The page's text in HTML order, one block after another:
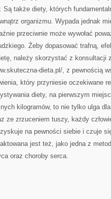
Są także diety, których
organizmu. Wypada jednak
przeciwnie może wywołać
Żeby dopasować trafną,
należy skorzystać z konsultacji
dieta.pl/, z pewnością
który przyniesie oczekiwane
diety, na pierwszym
kilogramów, to nie tylko ulga
ze zrzuceniem tuszy, każdy
na pewności siebie i czuje
jest też, jako jedna z
oraz choroby serca.